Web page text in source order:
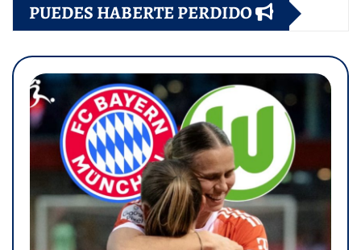
PUEDES HABERTE PERDIDO